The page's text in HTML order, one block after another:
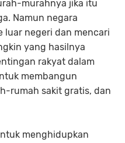
murahnya jika itu
Namun negara
luar negeri dan mencari
yang hasilnya
rakyat dalam
membangun
rumah sakit gratis, dan
menghidupkan